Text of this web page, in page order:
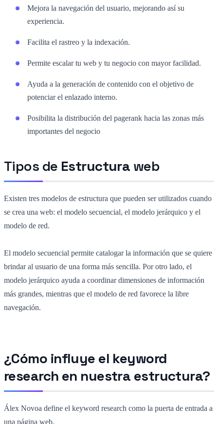
Mejora la navegación del usuario, mejorando así su
experiencia.
Facilita el rastreo y la indexación.
Permite escalar tu web y tu negocio con mayor facilidad.
Ayuda a la generación de contenido con el objetivo de
potenciar el enlazado interno.
Posibilita la distribución del pagerank hacia las zonas más
importantes del negocio
Tipos de Estructura web
Existen tres modelos de estructura que pueden ser utilizados cuando
se crea una web: el modelo secuencial, el modelo jerárquico y el
modelo de red.
El modelo secuencial permite catalogar la información que se quiere
brindar al usuario de una forma más sencilla. Por otro lado, el
modelo jerárquico ayuda a coordinar dimensiones de información
más grandes, mientras que el modelo de red favorece la libre
navegación.
¿Cómo influye el keyword
research en nuestra estructura?
Álex Novoa define el keyword research como la puerta de entrada a
una página web.